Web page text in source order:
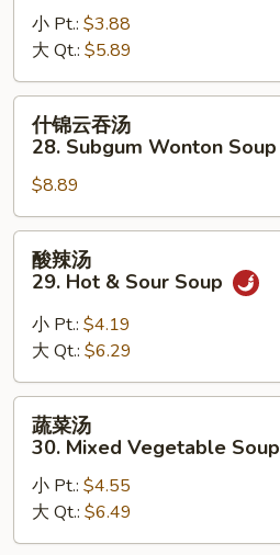
27.
Chicken
Rice
Soup
小 Pt.: $3.88
大 Qt.: $5.89
汤
28.
Subgum
Wonton
Soup
什锦云吞汤
28. Subgum Wonton Soup
$8.89
29.
Hot
&
Sour
Soup
酸辣汤
29. Hot & Sour Soup
小 Pt.: $4.19
大 Qt.: $6.29
30.
Mixed
Vegetable
蔬菜汤
30. Mixed Vegetable Soup
小 Pt.: $4.55
大 Qt.: $6.49